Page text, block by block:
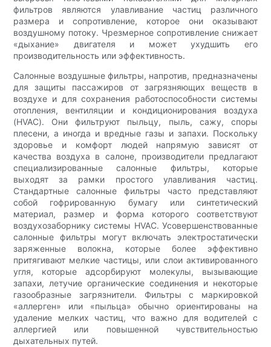
фильтров являются улавливание частиц различного
размера и сопротивление, которое они оказывают
воздушному потоку. Чрезмерное сопротивление снижает
«дыхание» двигателя и может ухудшить его
производительность или эффективность.
Салонные воздушные фильтры, напротив, предназначены
для защиты пассажиров от загрязняющих веществ в
воздухе и для сохранения работоспособности системы
отопления, вентиляции и кондиционирования воздуха
(HVAC). Они фильтруют пыльцу, пыль, сажу, споры
плесени, а иногда и вредные газы и запахи. Поскольку
здоровье и комфорт людей напрямую зависят от
качества воздуха в салоне, производители предлагают
специализированные салонные фильтры, которые
выходят за рамки простого улавливания частиц.
Стандартные салонные фильтры часто представляют
собой гофрированную бумагу или синтетический
материал, размер и форма которого соответствуют
воздухозаборнику системы HVAC. Усовершенствованные
салонные фильтры могут включать электростатически
заряженные волокна, которые более эффективно
притягивают мелкие частицы, или слои активированного
угля, которые адсорбируют молекулы, вызывающие
запахи, летучие органические соединения и некоторые
газообразные загрязнители. Фильтры с маркировкой
«аллерген» или «пыльца» обычно ориентированы на
удаление мелких частиц, что важно для водителей с
аллергией или повышенной чувствительностью
дыхательных путей.